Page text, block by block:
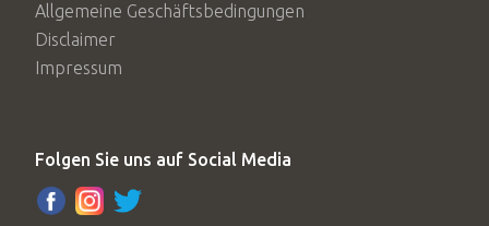
Allgemeine Geschäftsbedingungen
Disclaimer
Impressum
Folgen Sie uns auf Social Media